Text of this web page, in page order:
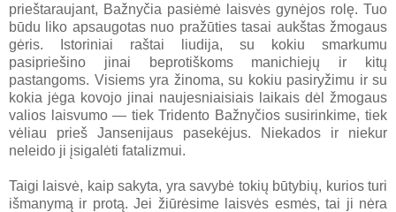
prieštaraujant, Bažnyčia pasiėmė laisvės gynėjos rolę. Tuo
būdu liko apsaugotas nuo pražūties tasai aukštas žmogaus
gėris. Istoriniai raštai liudija, su kokiu smarkumu
pasipriešino jinai beprotiškoms manichiejų ir kitų
pastangoms. Visiems yra žinoma, su kokiu pasiryžimu ir su
kokia jėga kovojo jinai naujesniaisiais laikais dėl žmogaus
valios laisvumo — tiek Tridento Bažnyčios susirinkime, tiek
vėliau prieš Jansenijaus pasekėjus. Niekados ir niekur
neleido ji įsigalėti fatalizmui.
Taigi laisvė, kaip sakyta, yra savybė tokių būtybių, kurios turi
išmanymą ir protą. Jei žiūrėsime laisvės esmės, tai ji nėra